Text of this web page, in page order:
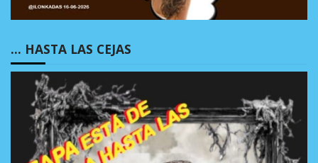
… HASTA LAS CEJAS